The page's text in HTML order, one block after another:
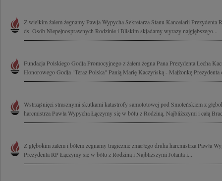
Z wielkim żalem żegnamy Pawła Wypycha Sekretarza Stanu Kancelarii Prezydenta
ds. Osób Niepełnosprawnych Rodzinie i Bliskim składamy wyrazy najgłębszego...
Fundacja Polskiego Godła Promocyjnego z żalem żegna Pana Prezydenta Lecha
Honorowego Godła "Teraz Polska" Panią Marię Kaczyńską - Małżonkę Prezydenta
Wstrząśnięci strasznymi skutkami katastrofy samolotowej pod Smoleńskiem z
harcmistrza Pawła Wypycha Łączymy się w bólu z Rodziną, Najbliższymi i całą
Z głębokim żalem i bólem żegnamy tragicznie zmarłego druha harcmistrza Pawła
Prezydenta RP Łączymy się w bólu z Rodziną i Najbliższymi Jolanta i...